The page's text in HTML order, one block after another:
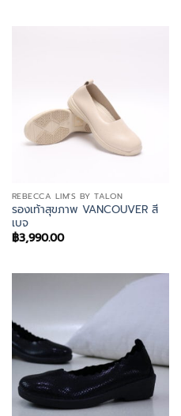
REBECCA LIM'S BY TALON
รองเท้าสุขภาพ VANCOUVER สี
เบจ
฿3,990.00